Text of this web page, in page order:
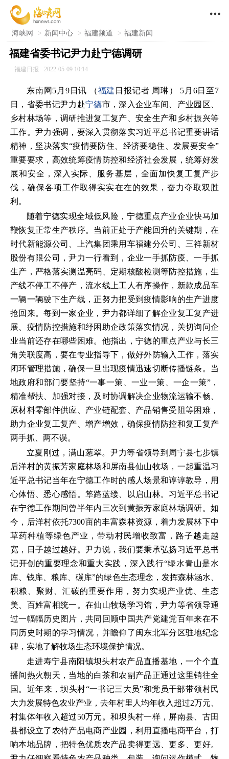

海峡网 > 新闻中心 > 福建频道 > 福建新闻
福建省委书记尹力赴宁德调研
福建日报 2022-05-09 10:14
东南网5月9日讯 （福建 日报记者 周琳） 5月6日至7
日，省委书记尹力赴宁德市，深入企业车间、产业园区、
乡村林场等，调研推进复工复产、安全生产和乡村振兴等
工作。尹力强调，要深入贯彻落实习近平总书记重要讲话
精神，坚决落实“疫情要防住、经济要稳住、发展要安全”
重要要求，高效统筹疫情防控和经济社会发展，统筹好发
展和安全，深入实际、服务基层，全面加快复工复产步
伐，确保各项工作取得实实在在的效果，奋力夺取双胜
利。
随着宁德实现全域低风险，宁德重点产业企业快马加
鞭恢复正常生产秩序。当前正处于产能回升的关键期，在
时代新能源公司、上汽集团乘用车福建分公司、三祥新材
股份有限公司，尹力一行看到，企业一手抓防疫、一手抓
生产，严格落实测温亮码、定期核酸检测等防控措施，生
产线不停工不停产，流水线上工人有序操作，新款成品车
一辆一辆驶下生产线，正努力把受到疫情影响的生产进度
抢回来。每到一家企业，尹力都详细了解企业复工复产进
展、疫情防控措施和纾困助企政策落实情况，关切询问企
业当前还存在哪些困难。他指出，宁德的重点产业与长三
角关联度高，要在专业指导下，做好外防输入工作，落实
闭环管理措施，确保一旦出现疫情迅速切断传播链条。当
地政府和部门要坚持“一事一策、一业一策、一企一策”，
精准帮扶、加强对接，及时协调解决企业物流运输不畅、
原材料零部件供应、产业链配套、产品销售受阻等困难，
助力企业复工复产、增产增效，确保疫情防控和复工复产
两手抓、两不误。
立夏刚过，满山葱翠。尹力等省领导到周宁县七步镇
后洋村的黄振芳家庭林场和屏南县仙山牧场，一起重温习
近平总书记当年在宁德工作时的感人场景和谆谆教导，用
心体悟、悉心感悟。筚路蓝缕、以启山林。习近平总书记
在宁德工作期间曾半年内三次到黄振芳家庭林场调研。如
今，后洋村依托7300亩的丰富森林资源，着力发展林下中
草药种植等绿色产业，带动村民增收致富，路子越走越
宽，日子越过越好。尹力说，我们要秉承弘扬习近平总书
记开创的重要理念和重大实践，深入践行“绿水青山是水
库、钱库、粮库、碳库”的绿色生态理念，发挥森林涵水、
积粮、聚财、汇碳的重要作用，努力实现产业优、生态
美、百姓富相统一。在仙山牧场学习馆，尹力等省领导通
过一幅幅历史图片，共同回顾中国共产党建党百年来在不
同历史时期的学习情况，并瞻仰了闽东北军分区驻地纪念
碑，实地了解牧场生态环境保护情况。
走进寿宁县南阳镇坝头村农产品直播基地，一个个直
播间热火朝天，当地的白茶和农副产品正通过这里销往全
国。近年来，坝头村“一书记三大员”和党员干部带领村民
大力发展特色农业产业，去年村里人均年收入超过2万元、
村集体年收入超过50万元。和坝头村一样，屏南县、古田
县都设立了农特产品电商产业园，利用直播电商平台，打
响本地品牌，把特色优质农产品卖得更远、更多、更好。